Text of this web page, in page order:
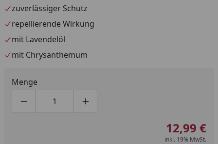
zuverlässiger Schutz
repellierende Wirkung
mit Lavendelöl
mit Chrysanthemum
Menge
Produktmenge um eins verringern
Produktmenge manuell eingeben
Produktmenge um eins erhöhen
12,99 €
inkl. 19% MwSt.